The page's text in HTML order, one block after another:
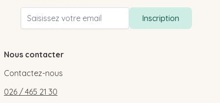
Adresse email
Inscription
Nous contacter
Contactez-nous
026 / 465 21 30